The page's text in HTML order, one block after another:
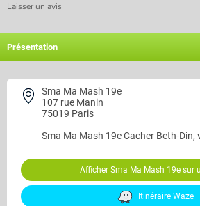
Laisser un avis
Présentation
Sma Ma Mash 19e
107 rue Manin
75019 Paris
Sma Ma Mash 19eCacher Beth-Din,
Afficher Sma Ma Mash 19e sur
Itinéraire Waze